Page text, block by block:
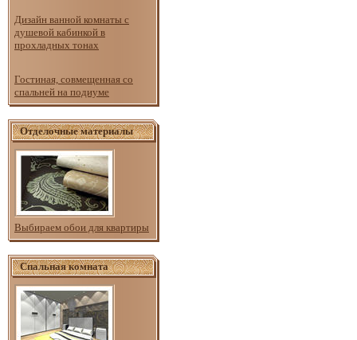
Дизайн ванной комнаты с
душевой кабинкой в
прохладных тонах
Гостиная, совмещенная со
спальней на подиуме
Отделочные материалы
Выбираем обои для квартиры
Спальная комната